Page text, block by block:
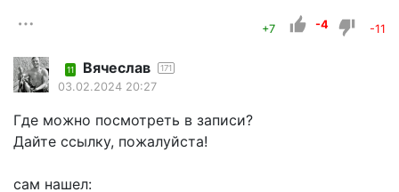
+7 -4 -11
11 Вячеслав 171
03.02.2024 20:27
Где можно посмотреть в записи?
Дайте ссылку, пожалуйста!
сам нашел: